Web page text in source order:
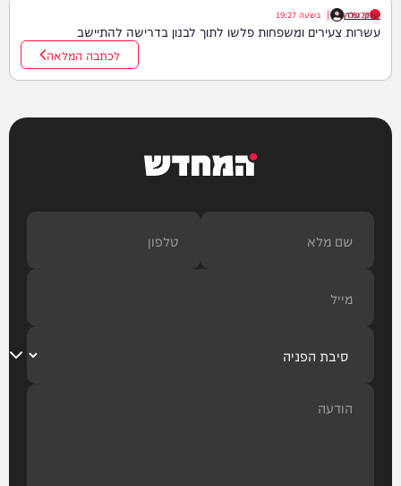
יענקי גולדן
05/08/26
| בשעה 19:27
עשרות צעירים ומשפחות פלשו לתוך לבנון בדרישה להתיישב
לכתבה המלאה
המחדש